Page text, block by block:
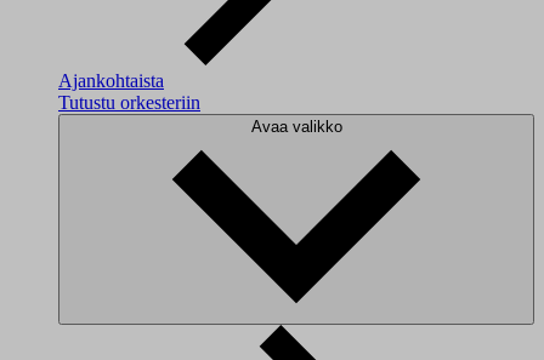
Ajankohtaista
Tutustu orkesteriin
Avaa valikko